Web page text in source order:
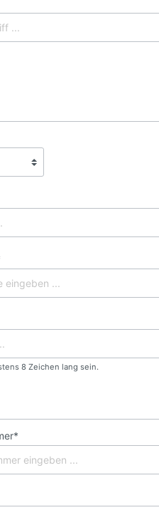
8 Zeichen lang sein.